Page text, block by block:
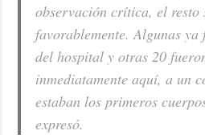
observación crítica, el resto
favorablemente. Algunas
del hospital y otras 20
inmediatamente aquí, a un
estaban los primeros
expresó.